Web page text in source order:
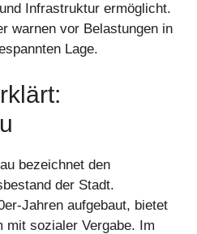
Infrastruktur ermöglicht.
warnen vor Belastungen in
Lage.
bezeichnet den
der Stadt.
Jahren aufgebaut, bietet
mit sozialer Vergabe. Im